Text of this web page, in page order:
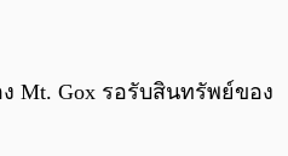
Mt. Gox รอรับสินทรัพย์ของ